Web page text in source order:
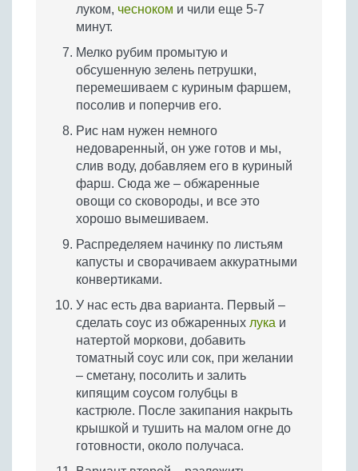
луком, чесноком и чили еще 5-7
минут.
Мелко рубим промытую и
обсушенную зелень петрушки,
перемешиваем с куриным фаршем,
посолив и поперчив его.
Рис нам нужен немного
недоваренный, он уже готов и мы,
слив воду, добавляем его в куриный
фарш. Сюда же – обжаренные
овощи со сковороды, и все это
хорошо вымешиваем.
Распределяем начинку по листьям
капусты и сворачиваем аккуратными
конвертиками.
У нас есть два варианта. Первый –
сделать соус из обжаренных лука и
натертой моркови, добавить
томатный соус или сок, при желании
– сметану, посолить и залить
кипящим соусом голубцы в
кастрюле. После закипания накрыть
крышкой и тушить на малом огне до
готовности, около получаса.